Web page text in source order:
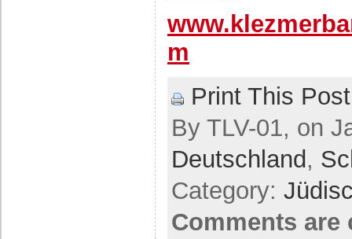
m
Print This Post
By TLV-01, on
Deutschland,
Category:
Comments are